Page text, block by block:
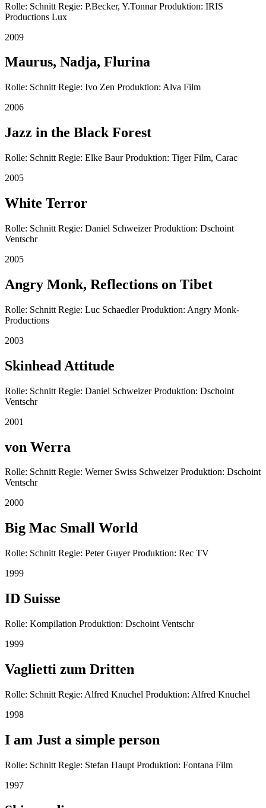
Rolle: Schnitt Regie: P.Becker, Y.Tonnar Produktion: IRIS
Productions Lux
2009
Maurus, Nadja, Flurina
Rolle: Schnitt Regie: Ivo Zen Produktion: Alva Film
2006
Jazz in the Black Forest
Rolle: Schnitt Regie: Elke Baur Produktion: Tiger Film, Carac
2005
White Terror
Rolle: Schnitt Regie: Daniel Schweizer Produktion: Dschoint
Ventschr
2005
Angry Monk, Reflections on Tibet
Rolle: Schnitt Regie: Luc Schaedler Produktion: Angry Monk-
Productions
2003
Skinhead Attitude
Rolle: Schnitt Regie: Daniel Schweizer Produktion: Dschoint
Ventschr
2001
von Werra
Rolle: Schnitt Regie: Werner Swiss Schweizer Produktion: Dschoint
Ventschr
2000
Big Mac Small World
Rolle: Schnitt Regie: Peter Guyer Produktion: Rec TV
1999
ID Suisse
Rolle: Kompilation Produktion: Dschoint Ventschr
1999
Vaglietti zum Dritten
Rolle: Schnitt Regie: Alfred Knuchel Produktion: Alfred Knuchel
1998
I am Just a simple person
Rolle: Schnitt Regie: Stefan Haupt Produktion: Fontana Film
1997